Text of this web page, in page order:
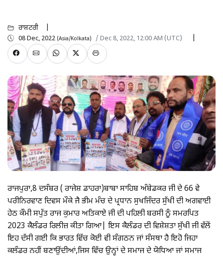
ਰਾਸ਼ਟਰੀ
08 Dec, 2022 (Asia/Kolkata) / Dec 8, 2022, 12:00 AM (UTC)
ਰਾਜਪੁਰਾ,8 ਦਸੰਬਰ ( ਰਾਜੇਸ਼ ਡਾਹਰਾ)ਬਾਬਾ ਸਾਹਿਬ ਅੰਬੇਡਕਰ ਜੀ ਦੇ 66 ਵੇ
ਪਰੀਨਿਰਵਾਣ ਦਿਵਸ ਮੌਕੇ ਜੈ ਭੀਮ ਮੰਚ ਦੇ ਪ੍ਰਧਾਨ ਸੁਖਜਿੰਦਰ ਸੁੱਖੀ ਦੀ ਅਗਵਾਈ
ਹੇਠ ਕੌਮੀ ਸਪੁੱਤ ਰਾਜ ਕੁਮਾਰ ਅਤਿਕਾਏ ਜੀ ਦੀ ਪਹਿਲੀ ਬਰਸੀ ਨੂੰ ਸਮਰਪਿਤ
2023 ਕੈਲੰਡਰ ਰਿਲੀਜ਼ ਕੀਤਾ ਗਿਆ| ਇਸ ਕੈਲੰਡਰ ਦੀ ਵਿਸ਼ੇਸ਼ਤਾ ਸੁੱਖੀ ਜੀ ਵੱਲੋਂ
ਇਹ ਦੱਸੀ ਗਈ ਕਿ ਭਾਰਤ ਵਿੱਚ ਕੋਈ ਵੀ ਸੰਗਠਨ ਜਾਂ ਸੰਸਥਾ ਹੈ ਇਹੋ ਜਿਹਾ
ਕਲੰਡਰ ਨਹੀਂ ਬਣਾਉਂਦੀਆਂ,ਜਿਸ ਵਿੱਚ ਉਨ੍ਹਾਂ ਦੇ ਸਮਾਜ ਦੇ ਯੋਧਿਆ ਜਾਂ ਸਮਾਜ